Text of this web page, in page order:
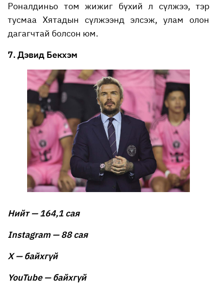
Роналдиньо том жижиг бүхий л сүлжээ, тэр
тусмаа Хятадын сүлжээнд элсэж, улам олон
дагагчтай болсон юм.
7. Дэвид Бекхэм
Нийт — 164,1 сая
Instagram — 88 сая
X — байхгүй
YouTube — байхгүй